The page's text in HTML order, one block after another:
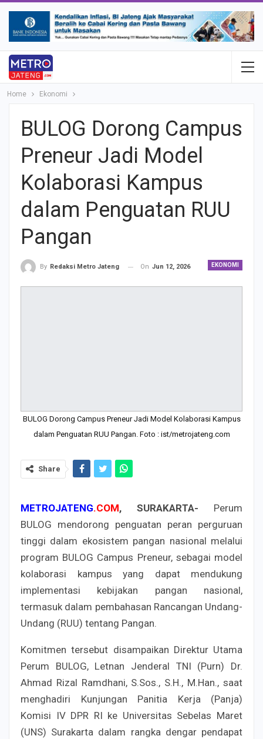
Home Ekonomi
BULOG Dorong Campus
Preneur Jadi Model
Kolaborasi Kampus
dalam Penguatan RUU
Pangan
EKONOMI
By Redaksi Metro Jateng On Jun 12, 2026
BULOG Dorong Campus Preneur Jadi Model Kolaborasi Kampus
dalam Penguatan RUU Pangan. Foto : ist/metrojateng.com
Share
METROJATENG.COM, SURAKARTA- Perum
BULOG mendorong penguatan peran perguruan
tinggi dalam ekosistem pangan nasional melalui
program BULOG Campus Preneur, sebagai model
kolaborasi kampus yang dapat mendukung
implementasi kebijakan pangan nasional,
termasuk dalam pembahasan Rancangan Undang-
Undang (RUU) tentang Pangan.
Komitmen tersebut disampaikan Direktur Utama
Perum BULOG, Letnan Jenderal TNI (Purn) Dr.
Ahmad Rizal Ramdhani, S.Sos., S.H., M.Han., saat
menghadiri Kunjungan Panitia Kerja (Panja)
Komisi IV DPR RI ke Universitas Sebelas Maret
(UNS) Surakarta dalam rangka dengar pendapat